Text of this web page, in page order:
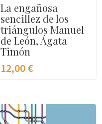
La engañosa
sencillez de los
triángulos Manuel
de León, Ágata
Timón
12,00€